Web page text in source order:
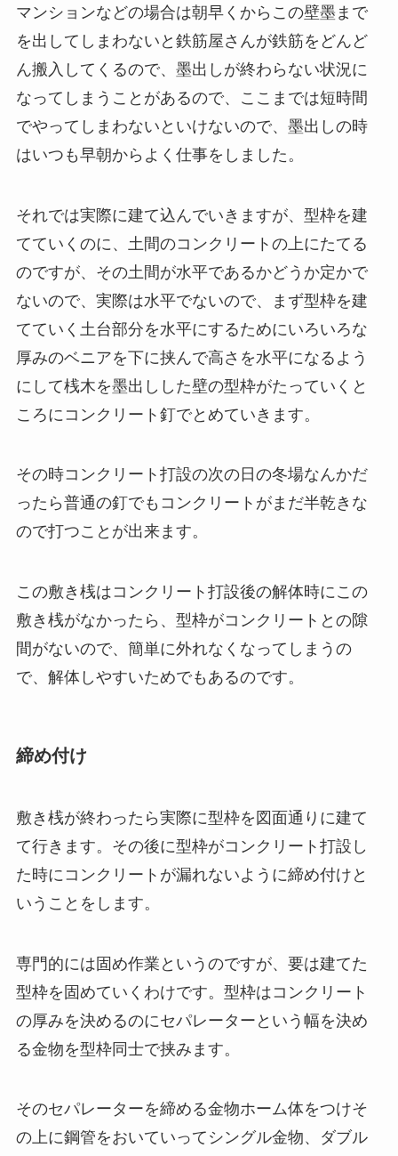
マンションなどの場合は朝早くからこの壁墨まで
を出してしまわないと鉄筋屋さんが鉄筋をどんど
ん搬入してくるので、墨出しが終わらない状況に
なってしまうことがあるので、ここまでは短時間
でやってしまわないといけないので、墨出しの時
はいつも早朝からよく仕事をしました。
それでは実際に建て込んでいきますが、型枠を建
てていくのに、土間のコンクリートの上にたてる
のですが、その土間が水平であるかどうか定かで
ないので、実際は水平でないので、まず型枠を建
てていく土台部分を水平にするためにいろいろな
厚みのベニアを下に挟んで高さを水平になるよう
にして桟木を墨出しした壁の型枠がたっていくと
ころにコンクリート釘でとめていきます。
その時コンクリート打設の次の日の冬場なんかだ
ったら普通の釘でもコンクリートがまだ半乾きな
ので打つことが出来ます。
この敷き桟はコンクリート打設後の解体時にこの
敷き桟がなかったら、型枠がコンクリートとの隙
間がないので、簡単に外れなくなってしまうの
で、解体しやすいためでもあるのです。
締め付け
敷き桟が終わったら実際に型枠を図面通りに建て
て行きます。その後に型枠がコンクリート打設し
た時にコンクリートが漏れないように締め付けと
いうことをします。
専門的には固め作業というのですが、要は建てた
型枠を固めていくわけです。型枠はコンクリート
の厚みを決めるのにセパレーターという幅を決め
る金物を型枠同士で挟みます。
そのセパレーターを締める金物ホーム体をつけそ
の上に鋼管をおいていってシングル金物、ダブル